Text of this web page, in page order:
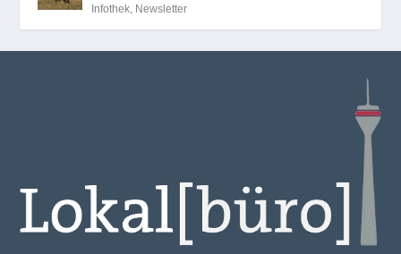
Infothek Newsletter